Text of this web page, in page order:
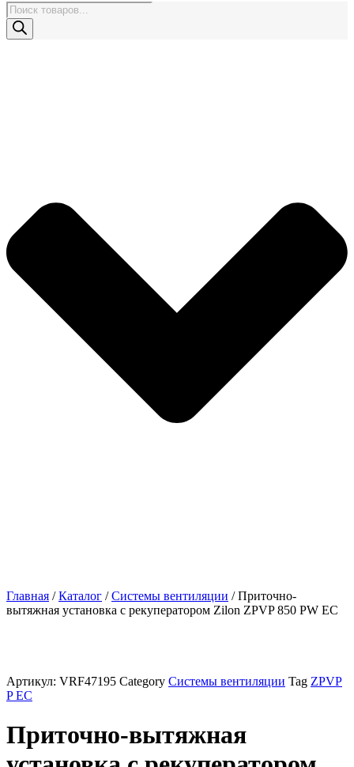
Поиск
товаров
Главная /Каталог /Системы вентиляции / Приточно-
вытяжная установка с рекуператором Zilon ZPVP 850 PW EC
Артикул: VRF47195 Category Системы вентиляции Tag ZPVP
P EC
Приточно-вытяжная